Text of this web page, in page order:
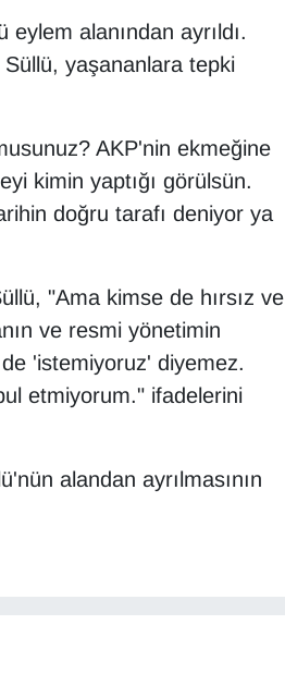
eylem alanından ayrıldı.
yaşananlara tepki
AKP'nin ekmeğine
kimin yaptığı görülsün.
doğru tarafı deniyor ya
"Ama kimse de hırsız ve
ve resmi yönetimin
'istemiyoruz' diyemez.
etmiyorum." ifadelerini
alandan ayrılmasının